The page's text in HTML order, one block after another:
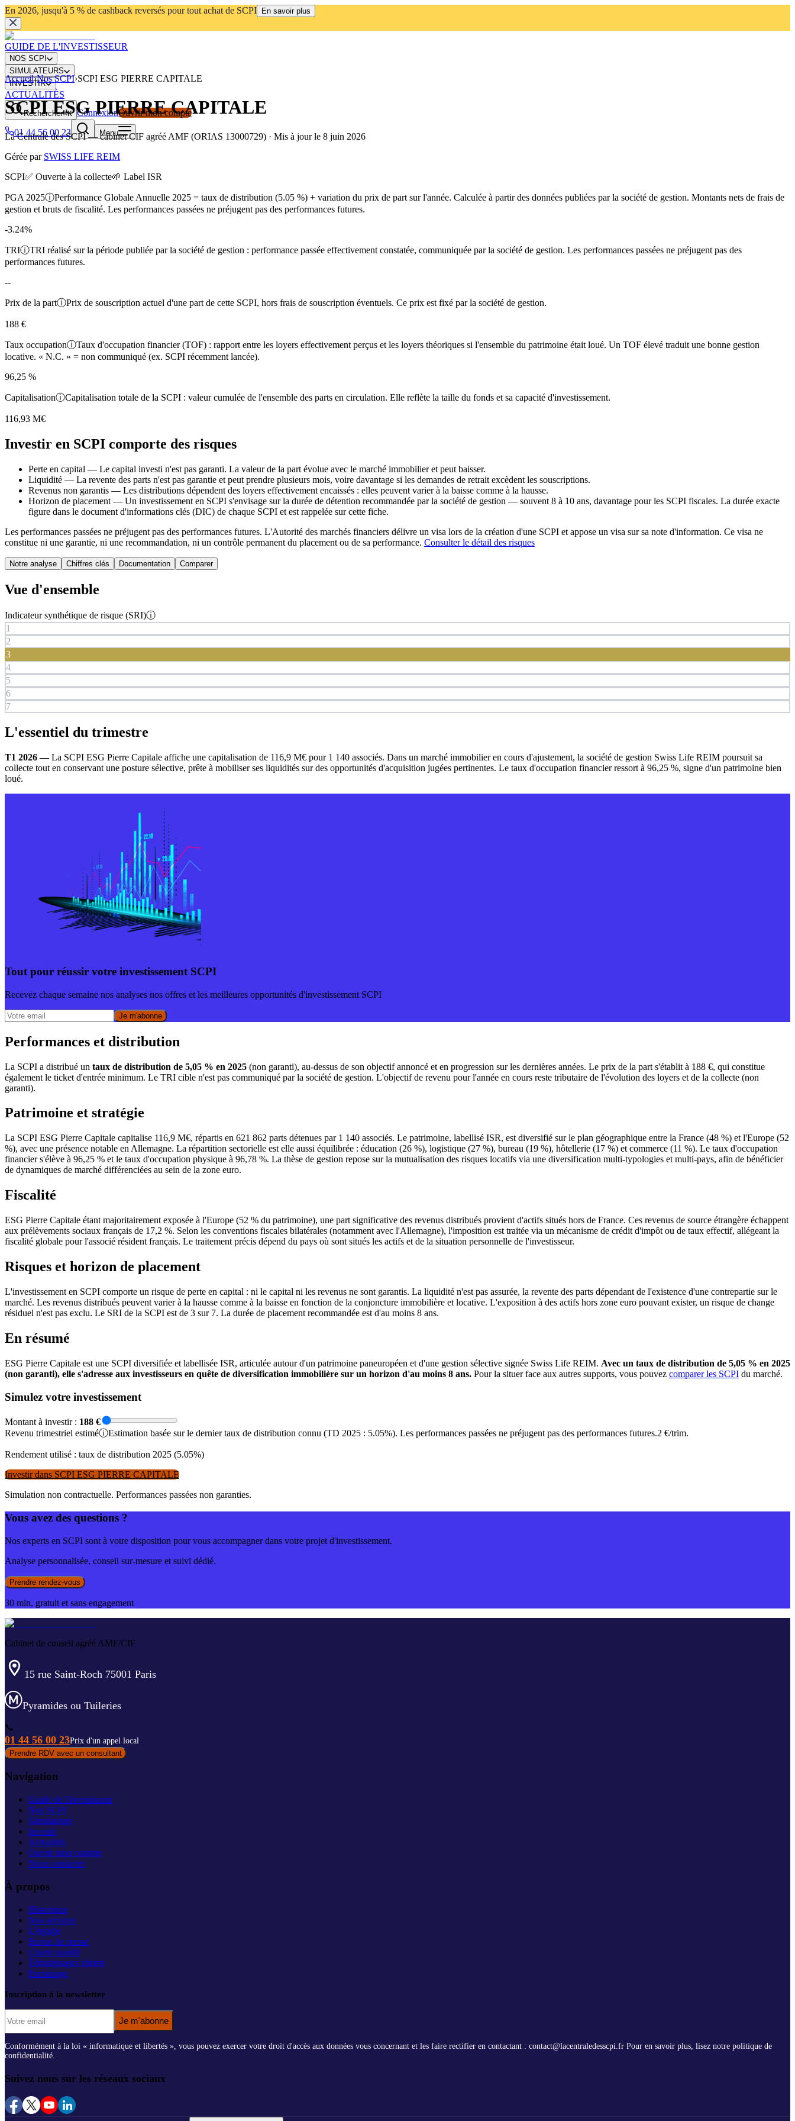
En 2026, jusqu'à 5 % de cashback reversés pour tout achat de SCPI En savoir plus
GUIDE DE L'INVESTISSEUR
NOS SCPI
SIMULATEURS
INVESTIR
ACTUALITÉS
Rechercher⌘K ConnexionOuvrir mon compte
01 44 56 00 23
Menu
Accueil›Nos SCPI›SCPI ESG PIERRE CAPITALE
SCPI ESG PIERRE CAPITALE
La Centrale des SCPI — cabinet CIF agréé AMF (ORIAS 13000729) · Mis à jour le 8 juin 2026
Gérée par SWISS LIFE REIM
SCPI✅ Ouverte à la collecte🌱 Label ISR
PGA 2025ⓘPerformance Globale Annuelle 2025 = taux de distribution (5.05 %) + variation du prix de part sur l'année. Calculée à partir des données publiées par la société de gestion. Montants nets de frais de
gestion et bruts de fiscalité. Les performances passées ne préjugent pas des performances futures.
-3.24%
TRIⓘTRI réalisé sur la période publiée par la société de gestion : performance passée effectivement constatée, communiquée par la société de gestion. Les performances passées ne préjugent pas des
performances futures.
--
Prix de la partⓘPrix de souscription actuel d'une part de cette SCPI, hors frais de souscription éventuels. Ce prix est fixé par la société de gestion.
188 €
Taux occupationⓘTaux d'occupation financier (TOF) : rapport entre les loyers effectivement perçus et les loyers théoriques si l'ensemble du patrimoine était loué. Un TOF élevé traduit une bonne gestion
locative. « N.C. » = non communiqué (ex. SCPI récemment lancée).
96,25 %
CapitalisationⓘCapitalisation totale de la SCPI : valeur cumulée de l'ensemble des parts en circulation. Elle reflète la taille du fonds et sa capacité d'investissement.
116,93 M€
Investir en SCPI comporte des risques
Perte en capital — Le capital investi n'est pas garanti. La valeur de la part évolue avec le marché immobilier et peut baisser.
Liquidité — La revente des parts n'est pas garantie et peut prendre plusieurs mois, voire davantage si les demandes de retrait excèdent les souscriptions.
Revenus non garantis — Les distributions dépendent des loyers effectivement encaissés : elles peuvent varier à la baisse comme à la hausse.
Horizon de placement — Un investissement en SCPI s'envisage sur la durée de détention recommandée par la société de gestion — souvent 8 à 10 ans, davantage pour les SCPI fiscales. La durée exacte
figure dans le document d'informations clés (DIC) de chaque SCPI et est rappelée sur cette fiche.
Les performances passées ne préjugent pas des performances futures. L'Autorité des marchés financiers délivre un visa lors de la création d'une SCPI et appose un visa sur sa note d'information. Ce visa ne
constitue ni une garantie, ni une recommandation, ni un contrôle permanent du placement ou de sa performance. Consulter le détail des risques
Notre analyse Chiffres clés Documentation Comparer
Vue d'ensemble
Indicateur synthétique de risque (SRI)ⓘ
1
2
3
4
5
6
7
L'essentiel du trimestre
T1 2026 —La SCPI ESG Pierre Capitale affiche une capitalisation de 116,9 M€ pour 1 140 associés. Dans un marché immobilier en cours d'ajustement, la société de gestion Swiss Life REIM poursuit sa
collecte tout en conservant une posture sélective, prête à mobiliser ses liquidités sur des opportunités d'acquisition jugées pertinentes. Le taux d'occupation financier ressort à 96,25 %, signe d'un patrimoine bien
loué.
Tout pour réussir votre investissement SCPI
Recevez chaque semaine nos analyses nos offres et les meilleures opportunités d'investissement SCPI
Je m'abonne
Performances et distribution
La SCPI a distribué un taux de distribution de 5,05 % en 2025 (non garanti), au-dessus de son objectif annoncé et en progression sur les dernières années. Le prix de la part s'établit à 188 €, qui constitue
également le ticket d'entrée minimum. Le TRI cible n'est pas communiqué par la société de gestion. L'objectif de revenu pour l'année en cours reste tributaire de l'évolution des loyers et de la collecte (non
garanti).
Patrimoine et stratégie
La SCPI ESG Pierre Capitale capitalise 116,9 M€, répartis en 621 862 parts détenues par 1 140 associés. Le patrimoine, labellisé ISR, est diversifié sur le plan géographique entre la France (48 %) et l'Europe (52
%), avec une présence notable en Allemagne. La répartition sectorielle est elle aussi équilibrée : éducation (26 %), logistique (27 %), bureau (19 %), hôtellerie (17 %) et commerce (11 %). Le taux d'occupation
financier s'élève à 96,25 % et le taux d'occupation physique à 96,78 %. La thèse de gestion repose sur la mutualisation des risques locatifs via une diversification multi-typologies et multi-pays, afin de bénéficier
de dynamiques de marché différenciées au sein de la zone euro.
Fiscalité
ESG Pierre Capitale étant majoritairement exposée à l'Europe (52 % du patrimoine), une part significative des revenus distribués provient d'actifs situés hors de France. Ces revenus de source étrangère échappent
aux prélèvements sociaux français de 17,2 %. Selon les conventions fiscales bilatérales (notamment avec l'Allemagne), l'imposition est traitée via un mécanisme de crédit d'impôt ou de taux effectif, allégeant la
fiscalité globale pour l'associé résident français. Le traitement précis dépend du pays où sont situés les actifs et de la situation personnelle de l'investisseur.
Risques et horizon de placement
L'investissement en SCPI comporte un risque de perte en capital : ni le capital ni les revenus ne sont garantis. La liquidité n'est pas assurée, la revente des parts dépendant de l'existence d'une contrepartie sur le
marché. Les revenus distribués peuvent varier à la hausse comme à la baisse en fonction de la conjoncture immobilière et locative. L'exposition à des actifs hors zone euro pouvant exister, un risque de change
résiduel n'est pas exclu. Le SRI de la SCPI est de 3 sur 7. La durée de placement recommandée est d'au moins 8 ans.
En résumé
ESG Pierre Capitale est une SCPI diversifiée et labellisée ISR, articulée autour d'un patrimoine paneuropéen et d'une gestion sélective signée Swiss Life REIM. Avec un taux de distribution de 5,05 % en 2025
(non garanti), elle s'adresse aux investisseurs en quête de diversification immobilière sur un horizon d'au moins 8 ans. Pour la situer face aux autres supports, vous pouvez comparer les SCPI du marché.
Simulez votre investissement
Montant à investir : 188 €
Revenu trimestriel estiméⓘEstimation basée sur le dernier taux de distribution connu (TD 2025 : 5.05%). Les performances passées ne préjugent pas des performances futures.2 €/trim.
Rendement utilisé : taux de distribution 2025 (5.05%)
Investir dans SCPI ESG PIERRE CAPITALE
Simulation non contractuelle. Performances passées non garanties.
Vous avez des questions ?
Nos experts en SCPI sont à votre disposition pour vous accompagner dans votre projet d'investissement.
Analyse personnalisée, conseil sur-mesure et suivi dédié.
Prendre rendez-vous
30 min, gratuit et sans engagement
Cabinet de conseil agréé AMF/CIF
15 rue Saint-Roch 75001 Paris
Pyramides ou Tuileries
📞
01 44 56 00 23Prix d'un appel local
Prendre RDV avec un consultant
Navigation
Guide de l'investisseur
Nos SCPI
Simulateurs
Investir
Actualités
Ouvrir mon compte
Nous contacter
À propos
Historique
Nos services
L'équipe
Revue de presse
Charte qualité
Témoignages clients
Parrainage
Inscription à la newsletter
Je m'abonne
Conformément à la loi « informatique et libertés », vous pouvez exercer votre droit d'accès aux données vous concernant et les faire rectifier en contactant : contact@lacentraledesscpi.fr Pour en savoir plus, lisez notre politique de
confidentialité.
Suivez nous sur les réseaux sociaux